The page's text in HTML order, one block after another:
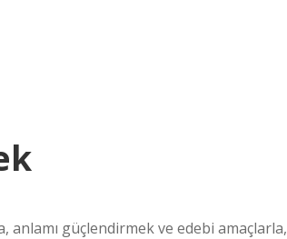
güçlendirmek ve edebi amaçlarla,